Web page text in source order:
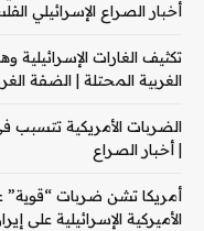
أخبار الصراع الإسرائيلي
تكثيف الغارات
الغربية المحتلة | الضفة
الضربات الأمريكية تتسبب
| أخبار الصراع
أمريكا تشن ضربات “قوية”
الأميركية الإسرائيلية على